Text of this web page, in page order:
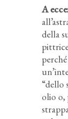
A
della
“dello
olio o,